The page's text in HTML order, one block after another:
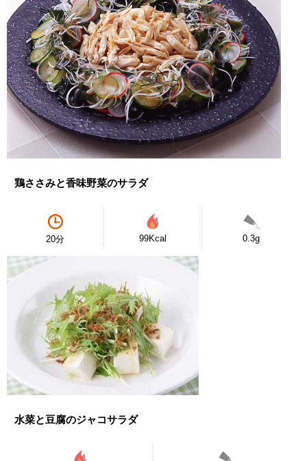
鶏ささみと香味野菜のサラダ
20分 99Kcal 0.3g
水菜と豆腐のジャコサラダ